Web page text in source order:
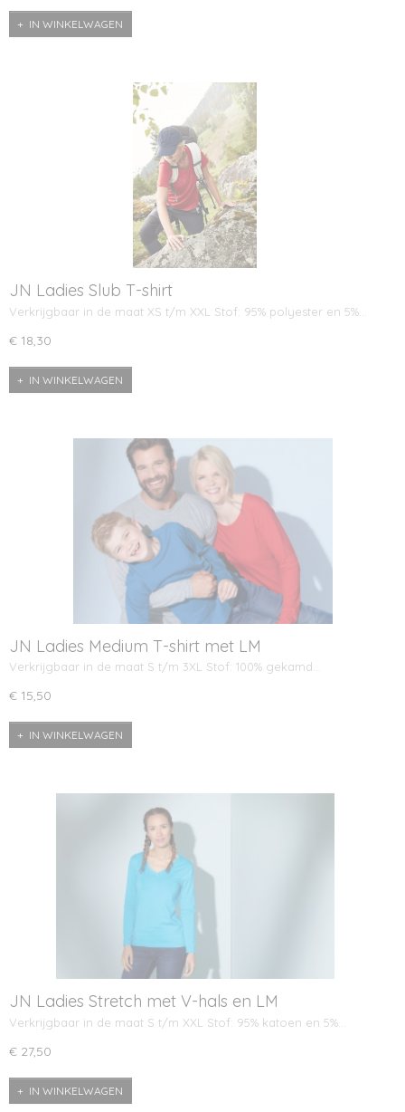
IN WINKELWAGEN
JN Ladies Slub T-shirt
Verkrijgbaar in de maat XS t/m XXL Stof: 95% polyester en 5%…
€ 18,30
IN WINKELWAGEN
JN Ladies Medium T-shirt met LM
Verkrijgbaar in de maat S t/m 3XL Stof: 100% gekamd…
€ 15,50
IN WINKELWAGEN
JN Ladies Stretch met V-hals en LM
Verkrijgbaar in de maat S t/m XXL Stof: 95% katoen en 5%…
€ 27,50
IN WINKELWAGEN